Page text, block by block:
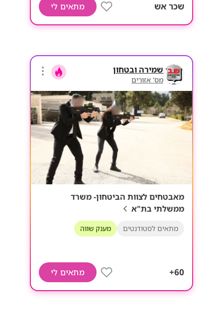
שכר אש מתאים לי
שמירה ובטחון
מס' אזורים
מאבטחים לצוות הביטחון- משרד
ממשלתי בת"א
מתאים לסטודנטים מענק שווה
60+ מתאים לי